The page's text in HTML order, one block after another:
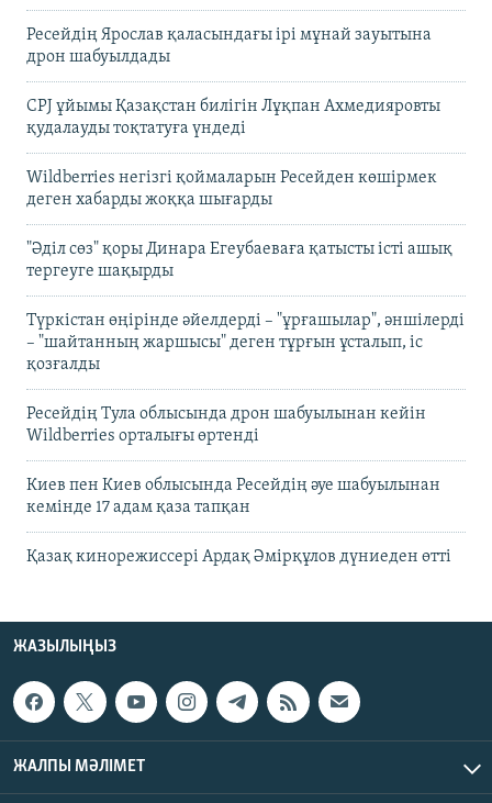
Ресейдің Ярослав қаласындағы ірі мұнай зауытына
дрон шабуылдады
CPJ ұйымы Қазақстан билігін Лұқпан Ахмедияровты
қудалауды тоқтатуға үндеді
Wildberries негізгі қоймаларын Ресейден көшірмек
деген хабарды жоққа шығарды
"Әділ сөз" қоры Динара Егеубаеваға қатысты істі ашық
тергеуге шақырды
Түркістан өңірінде әйелдерді – "ұрғашылар", әншілерді
– "шайтанның жаршысы" деген тұрғын ұсталып, іс
қозғалды
Ресейдің Тула облысында дрон шабуылынан кейін
Wildberries орталығы өртенді
Киев пен Киев облысында Ресейдің әуе шабуылынан
кемінде 17 адам қаза тапқан
Қазақ кинорежиссері Ардақ Әмірқұлов дүниеден өтті
ЖАЗЫЛЫҢЫЗ
ЖАЛПЫ МӘЛІМЕТ